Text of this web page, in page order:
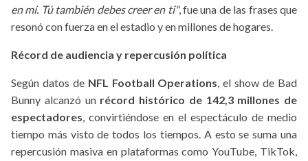
en mí. Tú también debes creer en ti", fue una de las frases que
resonó con fuerza en el estadio y en millones de hogares.
Récord de audiencia y repercusión política
Según datos de NFL Football Operations, el show de Bad
Bunny alcanzó un récord histórico de 142,3 millones de
espectadores, convirtiéndose en el espectáculo de medio
tiempo más visto de todos los tiempos. A esto se suma una
repercusión masiva en plataformas como YouTube, TikTok,